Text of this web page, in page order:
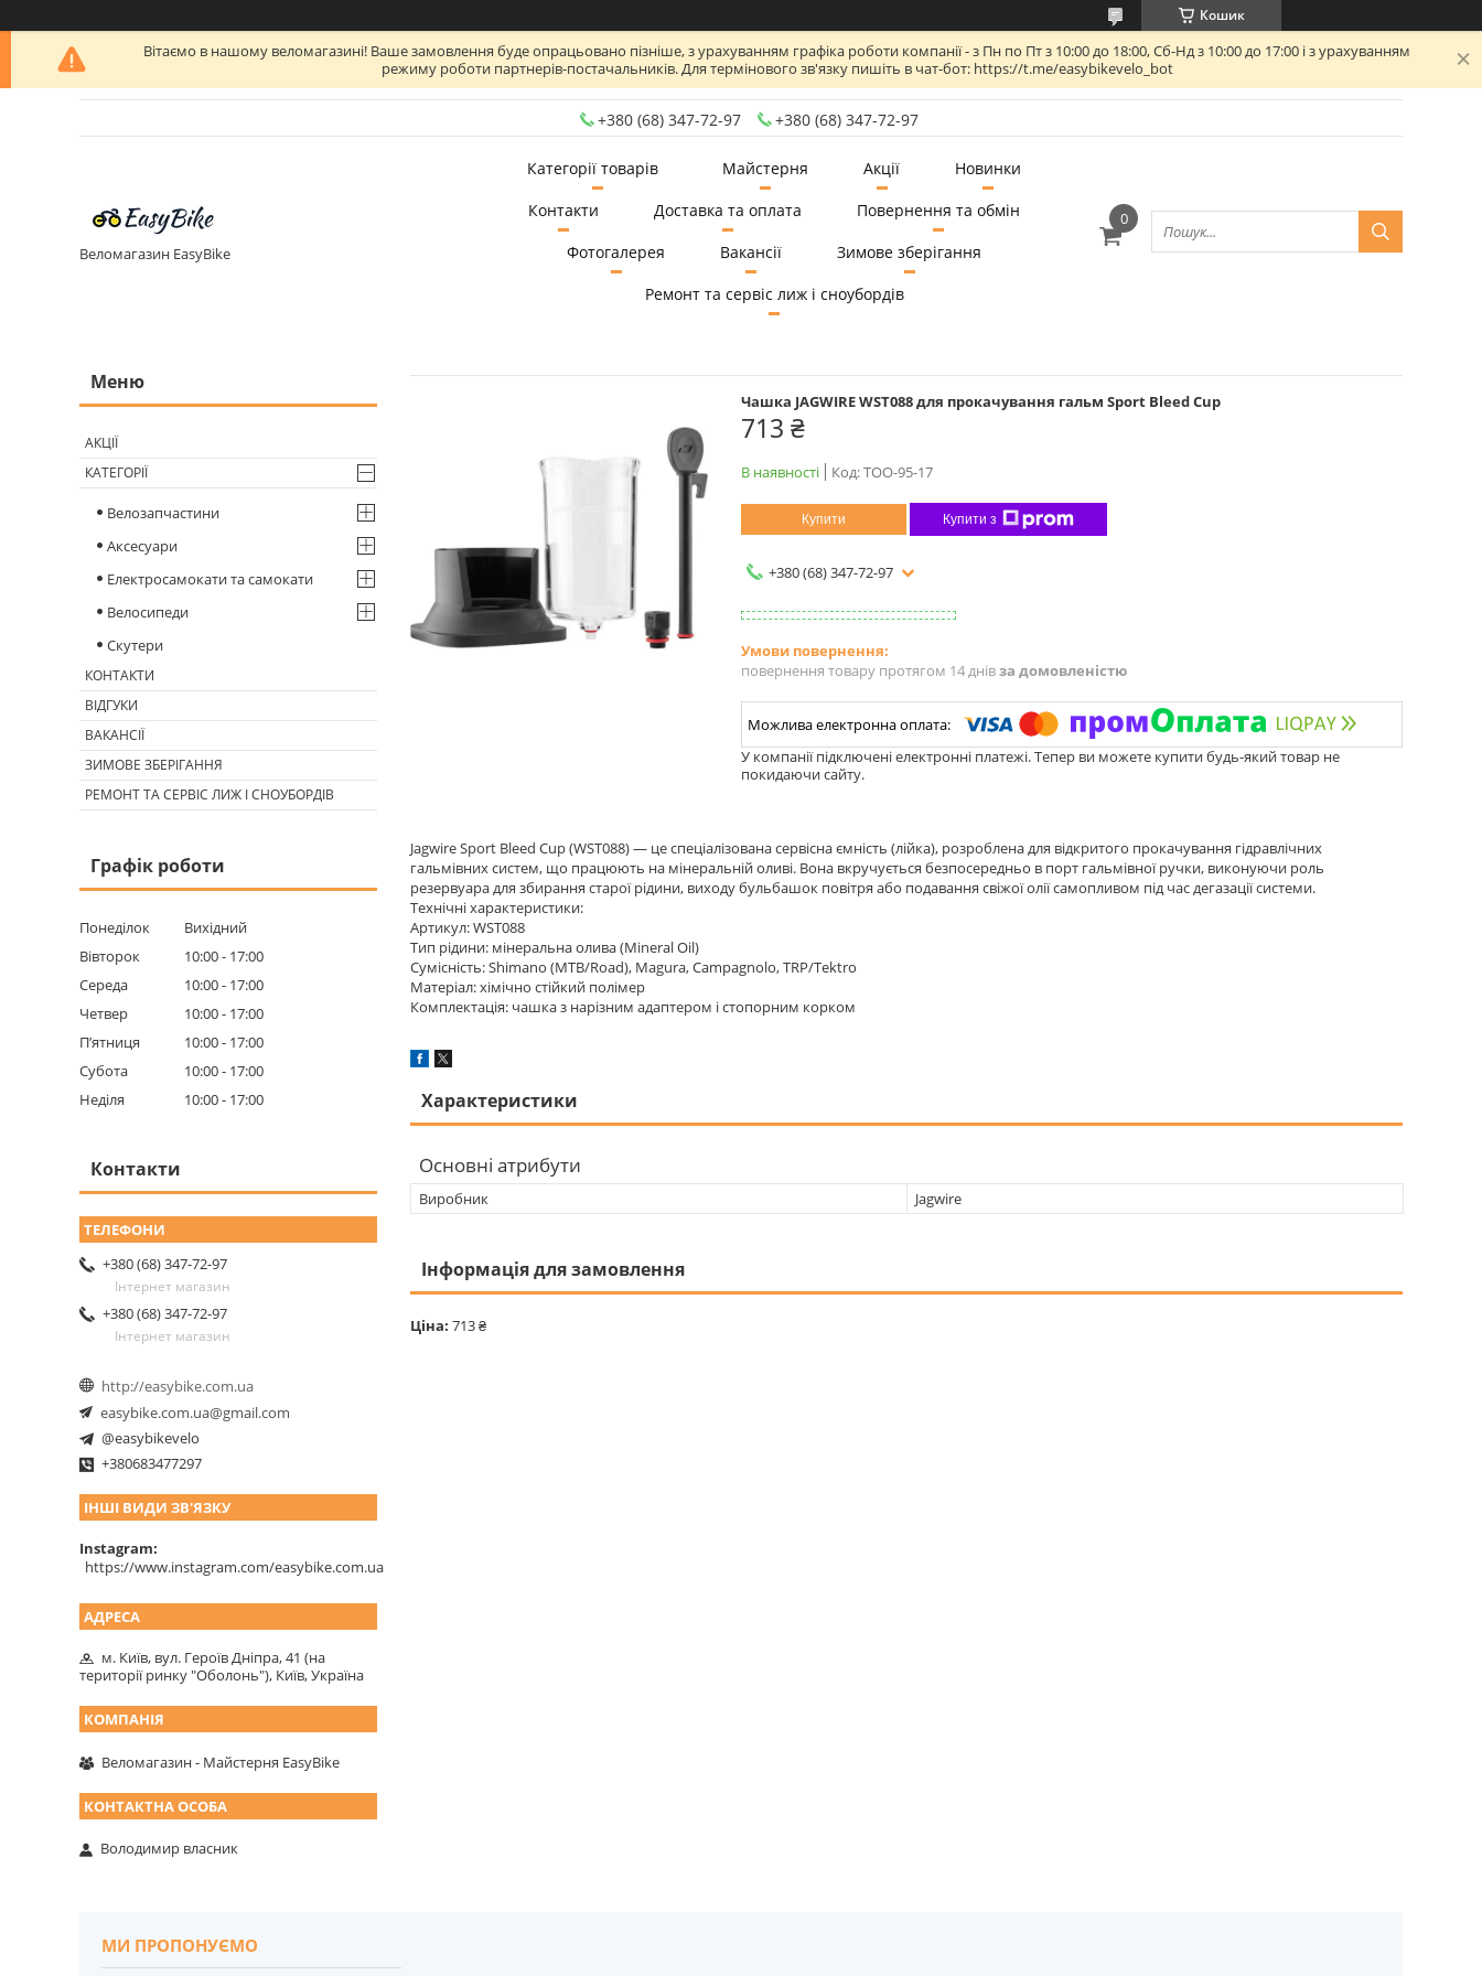
Кошик
Вітаємо в нашому веломагазині! Ваше замовлення буде опрацьовано пізніше, з урахуванням графіка роботи компанії - з Пн по Пт з 10:00 до 18:00, Сб-Нд з 10:00 до 17:00 і з урахуванням
режиму роботи партнерів-постачальників. Для термінового зв'язку пишіть в чат-бот: https://t.me/easybikevelo_bot
+380 (68) 347-72-97 +380 (68) 347-72-97
Веломагазин EasyBike
Категорії товарів Майстерня Акції
Новинки
Контакти
Доставка та оплата
Повернення та обмін
Фотогалерея
Вакансії
Зимове зберігання
Ремонт та сервіс лиж і сноубордів
Чашка JAGWIRE WST088 для прокачування гальм Sport Bleed Cup
713 ₴
В наявності Код:TOO-95-17
Купити Купити з
+380 (68) 347-72-97
повернення товару протягом 14 днівза домовленістю
У компанії підключені електронні платежі. Тепер ви можете купити будь-який товар не
покидаючи сайту.
Jagwire Sport Bleed Cup (WST088) — це спеціалізована сервісна ємність (лійка), розроблена для відкритого прокачування гідравлічних
гальмівних систем, що працюють на мінеральній оливі. Вона вкручується безпосередньо в порт гальмівної ручки, виконуючи роль
резервуара для збирання старої рідини, виходу бульбашок повітря або подавання свіжої олії самопливом під час дегазації системи.
Технічні характеристики:
Артикул: WST088
Тип рідини: мінеральна олива (Mineral Oil)
Сумісність: Shimano (MTB/Road), Magura, Campagnolo, TRP/Tektro
Матеріал: хімічно стійкий полімер
Комплектація: чашка з нарізним адаптером і стопорним корком
Характеристики
Основні атрибути
Виробник Jagwire
Інформація для замовлення
Ціна: 713 ₴
АКЦІЇ
КАТЕГОРІЇ
Велозапчастини
Аксесуари
Електросамокати та самокати
Велосипеди
Скутери
КОНТАКТИ
ВІДГУКИ
ВАКАНСІЇ
ЗИМОВЕ ЗБЕРІГАННЯ
РЕМОНТ ТА СЕРВІС ЛИЖ І СНОУБОРДІВ
Графік роботи
Понеділок
Вихідний
Вівторок
10:00
17:00
Середа
10:00
17:00
Четвер
10:00
17:00
Пʼятниця
10:00
17:00
Субота
10:00
17:00
Неділя
10:00 17:00
Контакти
+380 (68) 347-72-97
Інтернет магазин
+380 (68) 347-72-97
Інтернет магазин
http://easybike.com.ua
easybike.com.ua@gmail.com
@easybikevelo
+380683477297
ІНШІ ВИДИ ЗВ'ЯЗКУ
Instagram
https://www.instagram.com/easybike.com.ua
м. Київ, вул. Героїв Дніпра, 41 (на
території ринку "Оболонь"), Київ, Україна
Веломагазин - Майстерня EasyBike
Володимир власник
МИ ПРОПОНУЄМО